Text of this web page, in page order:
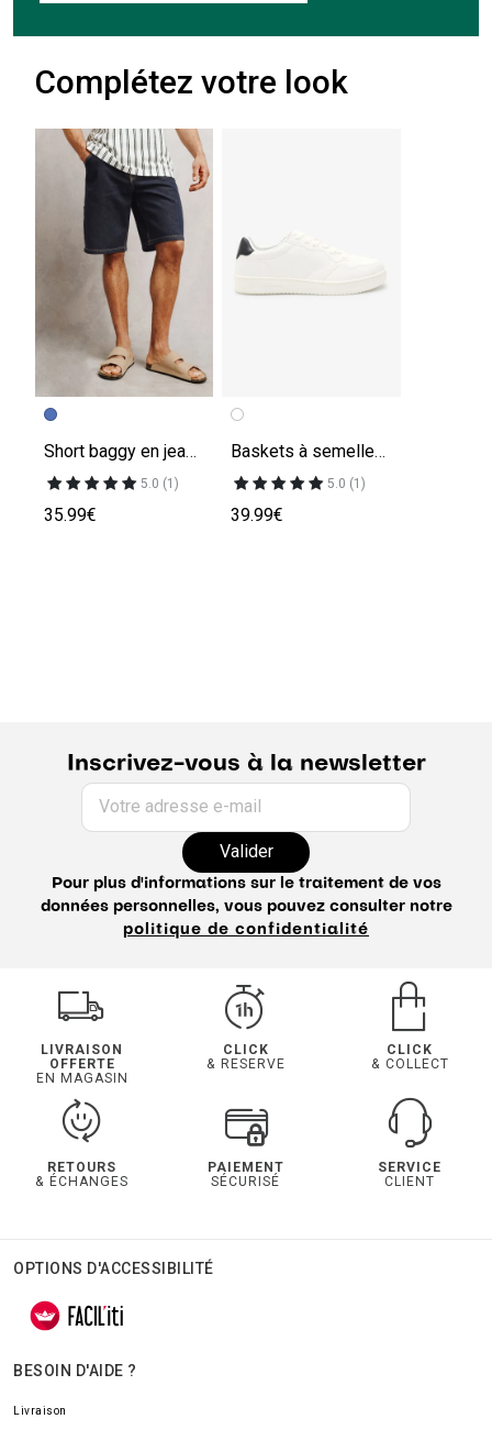
Complétez votre look
Short baggy en jean charpentier
5.0 (1)
35.99€
Baskets à semelles épaisses
5.0 (1)
39.99€
Inscrivez-vous à la newsletter
Votre adresse e-mail
Valider
Pour plus d'informations sur le traitement de vos
données personnelles, vous pouvez consulter notre
politique de confidentialité
LIVRAISON
OFFERTE
EN MAGASIN
CLICK
& RESERVE
CLICK
& COLLECT
RETOURS
& ÉCHANGES
PAIEMENT
SÉCURISÉ
SERVICE
CLIENT
OPTIONS D'ACCESSIBILITÉ
BESOIN D'AIDE ?
Livraison